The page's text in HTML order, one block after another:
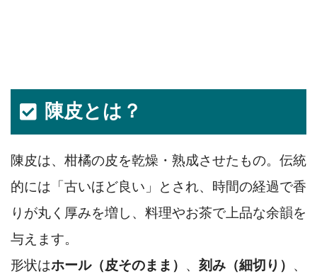
陳皮とは？
陳皮は、柑橘の皮を乾燥・熟成させたもの。伝統
的には「古いほど良い」とされ、時間の経過で香
りが丸く厚みを増し、料理やお茶で上品な余韻を
与えます。
形状はホール（皮そのまま） 、 刻み（細切り） 、